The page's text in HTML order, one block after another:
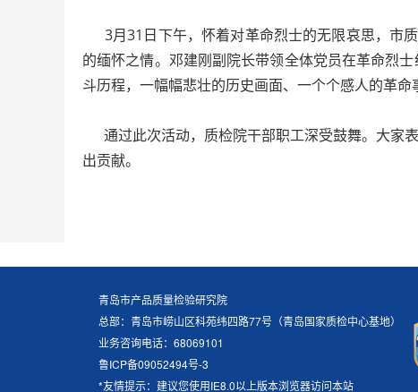
3月31日下午，怀着对革命烈士的无限哀思，市
的缅怀之情。邓建刚副院长带领全体党员在革命烈
斗历程，一幅幅悲壮的历史画面、一个个感人的革
通过此次活动，质检院干部职工深受鼓舞。大家
出贡献。
青岛市产品质量检验研究院
总部：青岛市崂山区科苑纬四路77号（青岛国家质检中心基地）
业务咨询电话：68069101
鲁ICP备09052494号-3
*友情提示：建议您使用IE8.0以上版本浏览器访问本站